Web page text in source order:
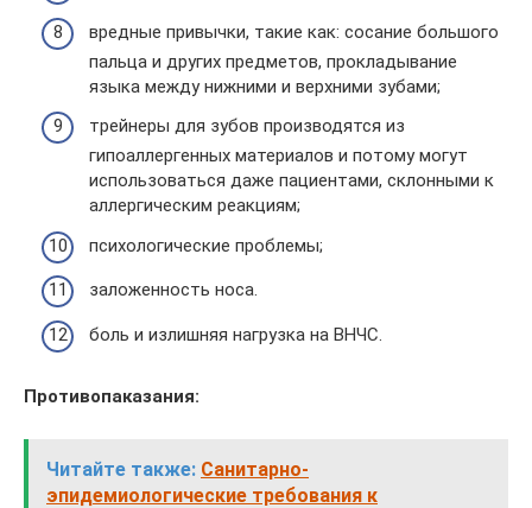
вредные привычки, такие как: сосание большого
пальца и других предметов, прокладывание
языка между нижними и верхними зубами;
трейнеры для зубов производятся из
гипоаллергенных материалов и потому могут
использоваться даже пациентами, склонными к
аллергическим реакциям;
психологические проблемы;
заложенность носа.
боль и излишняя нагрузка на ВНЧС.
Противопаказания:
Читайте также: Санитарно-
эпидемиологические требования к